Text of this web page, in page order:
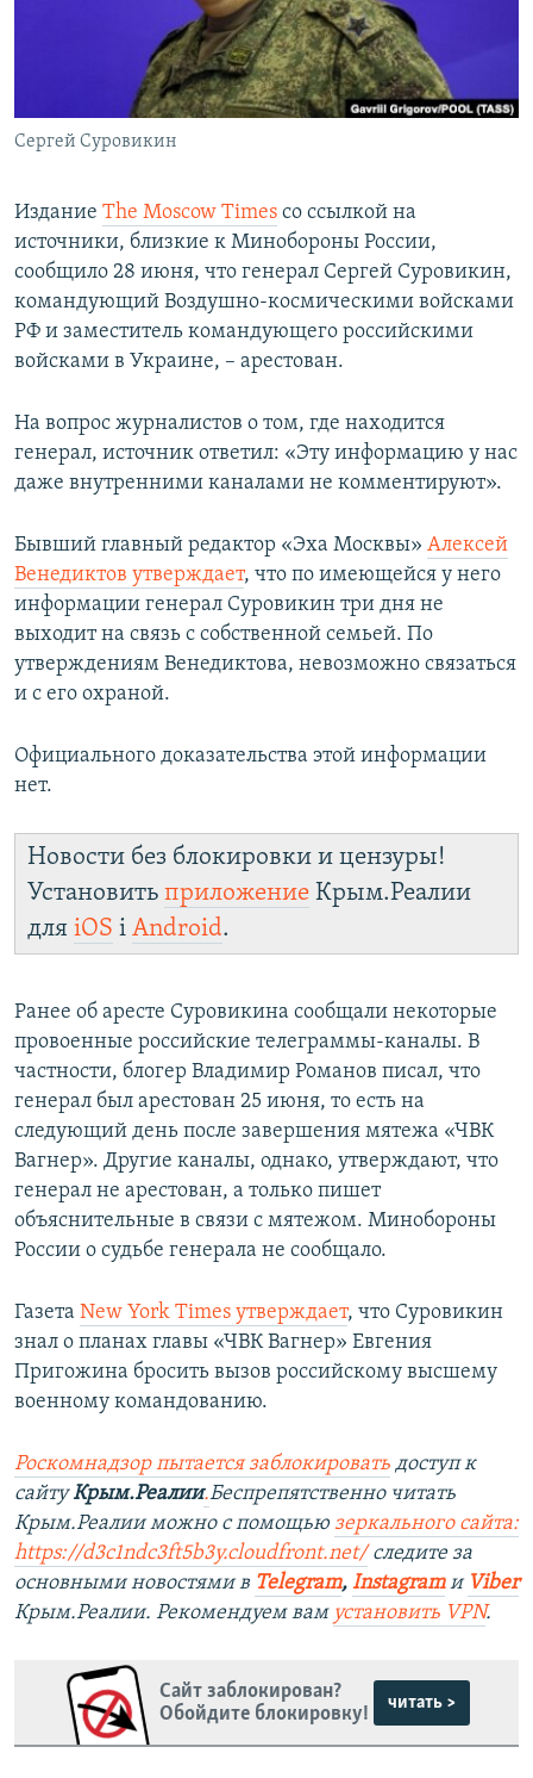
ПОБЕДИТЕЛЕЙ НЕ СУДЯТ?
КРЫМ.НЕПОКОРЕННЫЙ
УКРАИНСКАЯ ПРОБЛЕМА КРЫМА
Сергей Суровикин
Издание The Moscow Times со ссылкой на
источники, близкие к Минобороны России,
сообщило 28 июня, что генерал Сергей Суровикин,
командующий Воздушно-космическими войсками
РФ и заместитель командующего российскими
войсками в Украине, – арестован.
На вопрос журналистов о том, где находится
генерал, источник ответил: «Эту информацию у нас
даже внутренними каналами не комментируют».
Бывший главный редактор «Эха Москвы» Алексей
Венедиктов утверждает, что по имеющейся у него
информации генерал Суровикин три дня не
выходит на связь с собственной семьей. По
утверждениям Венедиктова, невозможно связаться
и с его охраной.
Официального доказательства этой информации
нет.
Новости без блокировки и цензуры!
Установить приложение Крым.Реалии
для iOS і Android.
Ранее об аресте Суровикина сообщали некоторые
провоенные российские телеграммы-каналы. В
частности, блогер Владимир Романов писал, что
генерал был арестован 25 июня, то есть на
следующий день после завершения мятежа «ЧВК
Вагнер». Другие каналы, однако, утверждают, что
генерал не арестован, а только пишет
объяснительные в связи с мятежом. Минобороны
России о судьбе генерала не сообщало.
Газета New York Times утверждает, что Суровикин
знал о планах главы «ЧВК Вагнер» Евгения
Пригожина бросить вызов российскому высшему
военному командованию.
Роскомнадзор пытается заблокировать доступ к
сайтуКрым.Реалии.Беспрепятственно читать
Крым.Реалии можно с помощью зеркального сайта:
https://d3c1ndc3ft5b3y.cloudfront.net/следите за
основными новостями в Telegram, Instagramи Viber
Крым.Реалии. Рекомендуем вам установить VPN.
Сайт заблокирован?
Обойдите блокировку!
читать >